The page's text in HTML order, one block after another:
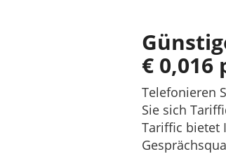
€
Telefonieren
Sie sich
Tariffic bietet